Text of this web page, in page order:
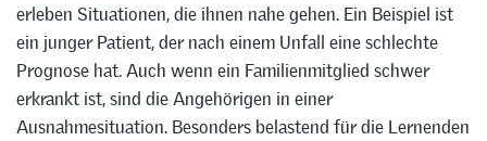
erleben Situationen, die ihnen nahe gehen. Ein Beispiel ist
ein junger Patient, der nach einem Unfall eine schlechte
Prognose hat. Auch wenn ein Familienmitglied schwer
erkrankt ist, sind die Angehörigen in einer
Ausnahmesituation. Besonders belastend für die Lernenden